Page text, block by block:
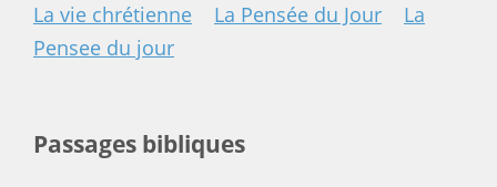
La vie chrétienne La Pensée du Jour
La
Pensee du jour
Passages bibliques